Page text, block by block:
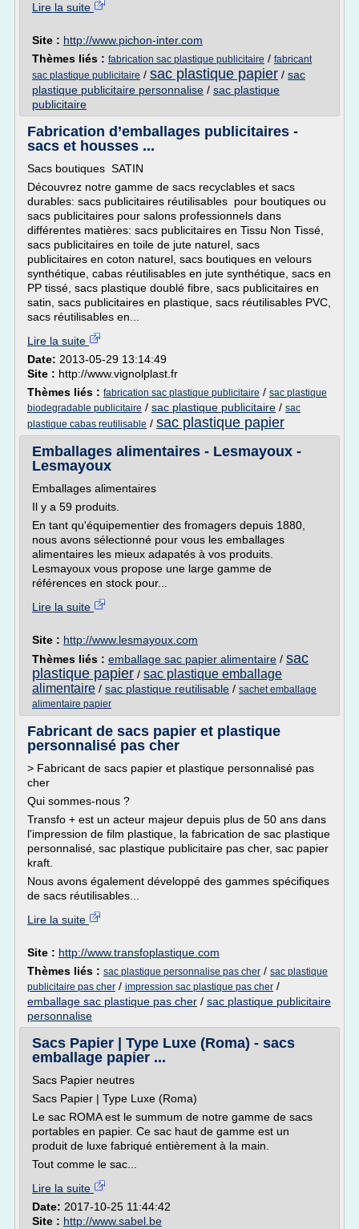
Lire la suite
Site : http://www.pichon-inter.com
Thèmes liés : fabrication sac plastique publicitaire / fabricant
sac plastique publicitaire / sac plastique papier / sac
plastique publicitaire personnalise / sac plastique
publicitaire
Fabrication d’emballages publicitaires -
sacs et housses ...
Sacs boutiques SATIN
Découvrez notre gamme de sacs recyclables et sacs
durables: sacs publicitaires réutilisables pour boutiques ou
sacs publicitaires pour salons professionnels dans
différentes matières: sacs publicitaires en Tissu Non Tissé,
sacs publicitaires en toile de jute naturel, sacs
publicitaires en coton naturel, sacs boutiques en velours
synthétique, cabas réutilisables en jute synthétique, sacs en
PP tissé, sacs plastique doublé fibre, sacs publicitaires en
satin, sacs publicitaires en plastique, sacs réutilisables PVC,
sacs réutilisables en...
Lire la suite
Date: 2013-05-29 13:14:49
Site : http://www.vignolplast.fr
Thèmes liés : fabrication sac plastique publicitaire / sac plastique
biodegradable publicitaire / sac plastique publicitaire / sac
plastique cabas reutilisable / sac plastique papier
Emballages alimentaires - Lesmayoux -
Lesmayoux
Emballages alimentaires
Il y a 59 produits.
En tant qu'équipementier des fromagers depuis 1880,
nous avons sélectionné pour vous les emballages
alimentaires les mieux adapatés à vos produits.
Lesmayoux vous propose une large gamme de
références en stock pour...
Lire la suite
Site : http://www.lesmayoux.com
Thèmes liés : emballage sac papier alimentaire / sac
plastique papier / sac plastique emballage
alimentaire / sac plastique reutilisable / sachet emballage
alimentaire papier
Fabricant de sacs papier et plastique
personnalisé pas cher
> Fabricant de sacs papier et plastique personnalisé pas
cher
Qui sommes-nous ?
Transfo + est un acteur majeur depuis plus de 50 ans dans
l'impression de film plastique, la fabrication de sac plastique
personnalisé, sac plastique publicitaire pas cher, sac papier
kraft.
Nous avons également développé des gammes spécifiques
de sacs réutilisables...
Lire la suite
Site : http://www.transfoplastique.com
Thèmes liés : sac plastique personnalise pas cher / sac plastique
publicitaire pas cher / impression sac plastique pas cher /
emballage sac plastique pas cher / sac plastique publicitaire
personnalise
Sacs Papier | Type Luxe (Roma) - sacs
emballage papier ...
Sacs Papier neutres
Sacs Papier | Type Luxe (Roma)
Le sac ROMA est le summum de notre gamme de sacs
portables en papier. Ce sac haut de gamme est un
produit de luxe fabriqué entièrement à la main.
Tout comme le sac...
Lire la suite
Date: 2017-10-25 11:44:42
Site : http://www.sabel.be